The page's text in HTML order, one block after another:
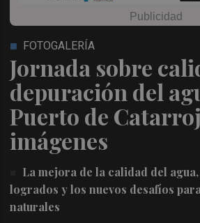
Jornada sobre
depuración del
Puerto de
imágenes
FOTOGALERÍA
La mejora de la calidad del
logrados y los nuevos desafíos
naturales